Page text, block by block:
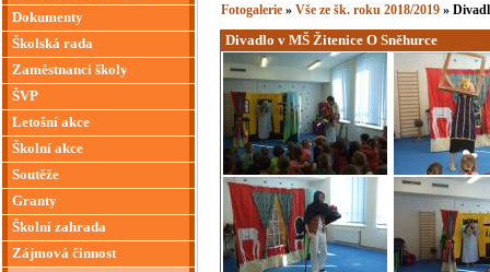
Dokumenty
Školská rada
Zaměstnanci školy
ŠVP
Letošní akce
Školní akce
Soutěže
Granty
Školní zahrada
Zájmová činnost
Fotogalerie »Vše ze šk. roku 2018/2019 »
Divadlo v MŠ Žitenice O Sněhurce